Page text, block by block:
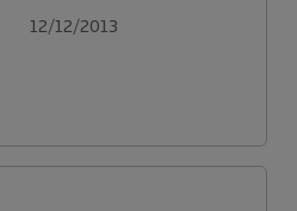
12/12/2013